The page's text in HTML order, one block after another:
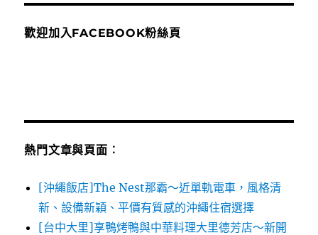
歡迎加入FACEBOOK粉絲頁
熱門文章與頁面︰
[沖繩飯店]The Nest那霸～近單軌電車，風格清
新、設備新穎、平價有質感的沖繩住宿選擇
[台中大里]享鴨烤鴨與中華料理大里德芳店～新開